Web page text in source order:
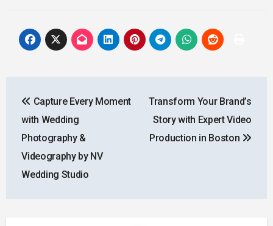
navigation
Capture Every Moment
with Wedding
Photography &
Videography by NV
Wedding Studio
Transform Your Brand’s
Story with Expert Video
Production in Boston